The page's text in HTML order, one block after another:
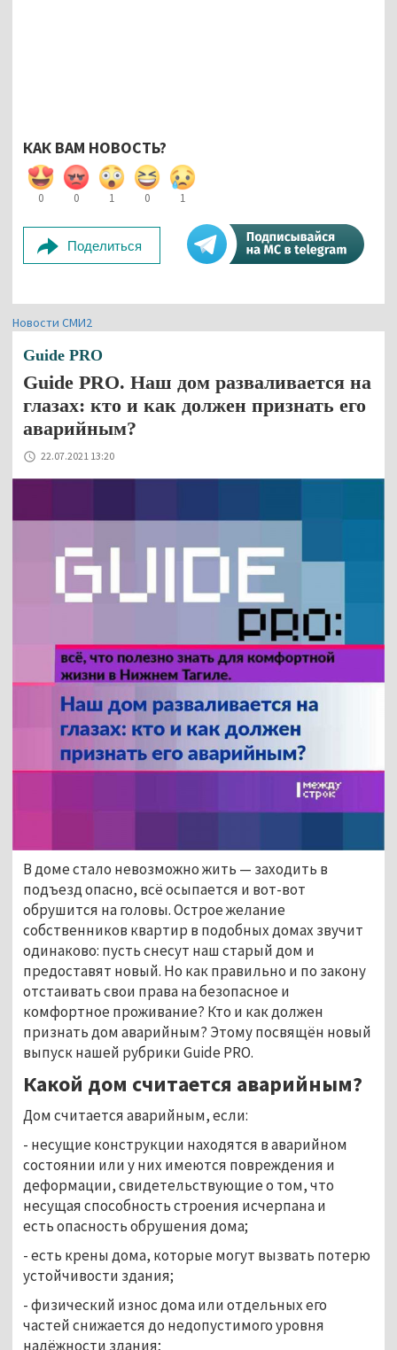
КАК ВАМ НОВОСТЬ?
0 0 1 0 1
Поделиться
Новости СМИ2
Guide PRO
Guide PRO. Наш дом разваливается на
глазах: кто и как должен признать его
аварийным?
22.07.2021 13:20
В доме стало невозможно жить — заходить в
подъезд опасно, всё осыпается и вот-вот
обрушится на головы. Острое желание
собственников квартир в подобных домах звучит
одинаково: пусть снесут наш старый дом и
предоставят новый. Но как правильно и по закону
отстаивать свои права на безопасное и
комфортное проживание? Кто и как должен
признать дом аварийным? Этому посвящён новый
выпуск нашей рубрики Guide PRO.
Какой дом считается аварийным?
Дом считается аварийным, если:
- несущие конструкции находятся в аварийном
состоянии или у них имеются повреждения и
деформации, свидетельствующие о том, что
несущая способность строения исчерпана и
есть опасность обрушения дома;
- есть крены дома, которые могут вызвать потерю
устойчивости здания;
- физический износ дома или отдельных его
частей снижается до недопустимого уровня
надёжности здания;